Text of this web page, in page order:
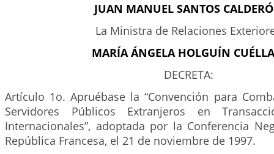
JUAN MANUEL SANTOS
La Ministra de Relaciones
MARÍA ÁNGELA HOLGUÍN
DECRETA:
Artículo 1o. Apruébase la “Convención para
Servidores Públicos Extranjeros en
Internacionales”, adoptada por la Conferencia
República Francesa, el 21 de noviembre de 1997.